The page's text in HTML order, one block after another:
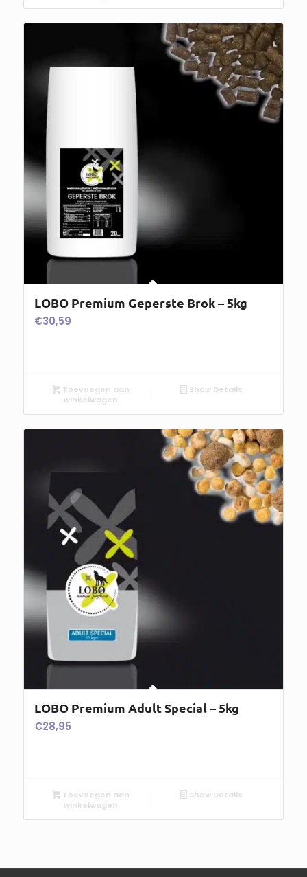
LOBO Premium Geperste Brok – 5kg
€30,59
Toevoegen aan
winkelwagen
Show Details
LOBO Premium Adult Special – 5kg
€28,95
Toevoegen aan
winkelwagen
Show Details